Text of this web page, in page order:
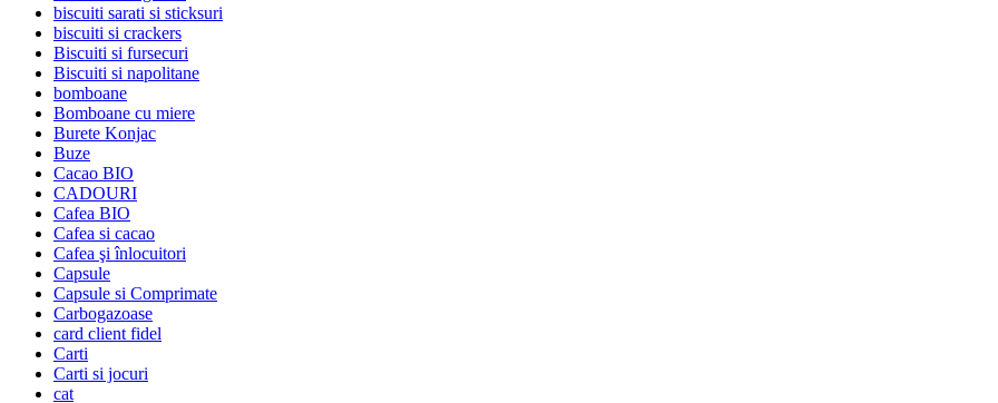
biscuiti sarati si sticksuri
biscuiti si crackers
Biscuiti si fursecuri
Biscuiti si napolitane
bomboane
Bomboane cu miere
Burete Konjac
Buze
Cacao BIO
CADOURI
Cafea BIO
Cafea si cacao
Cafea şi înlocuitori
Capsule
Capsule si Comprimate
Carbogazoase
card client fidel
Carti
Carti si jocuri
cat